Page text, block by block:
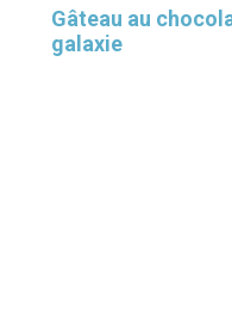
Gâteau au
galaxie